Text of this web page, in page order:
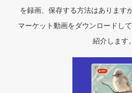
を録画、保存する方法はあります
マーケット動画をダウンロードし
紹介します。